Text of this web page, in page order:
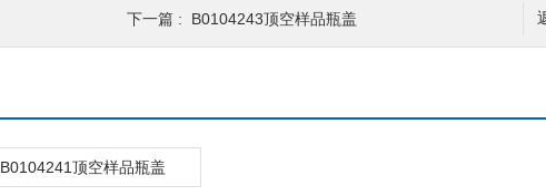
下一篇 : B0104243顶空样品瓶盖
B0104241顶空样品瓶盖